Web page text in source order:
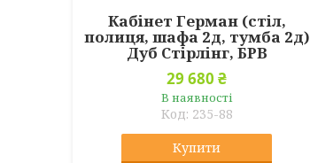
Кабінет Герман (стіл,
полиця, шафа 2д, тумба 2д)
Дуб Стірлінг, БРВ
29 680 ₴
В наявності
235-88
Купити